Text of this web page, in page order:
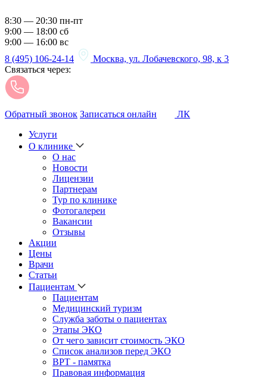
8:30 — 20:30 пн-пт
9:00 — 18:00 сб
9:00 — 16:00 вс
8 (495) 106-24-14
Москва, ул. Лобачевского, 98, к 3
Связаться через:
Обратный звонок Записаться онлайн
ЛК
Услуги
О клинике
О нас
Новости
Лицензии
Партнерам
Тур по клинике
Фотогалереи
Вакансии
Отзывы
Акции
Цены
Врачи
Статьи
Пациентам
Пациентам
Медицинский туризм
Служба заботы о пациентах
Этапы ЭКО
От чего зависит стоимость ЭКО
Список анализов перед ЭКО
ВРТ - памятка
Правовая информация